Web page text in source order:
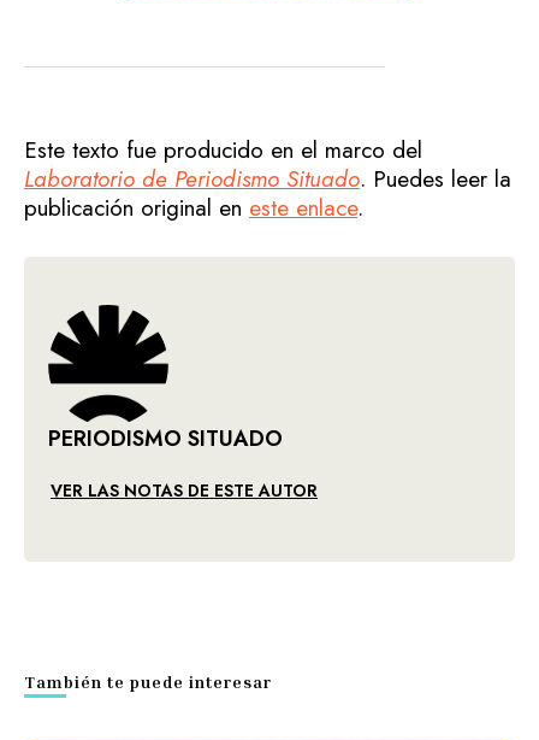
Este texto fue producido en el marco del
Laboratorio de Periodismo Situado. Puedes leer la
publicación original en este enlace.
PERIODISMO SITUADO
VER LAS NOTAS DE ESTE AUTOR
También te puede interesar